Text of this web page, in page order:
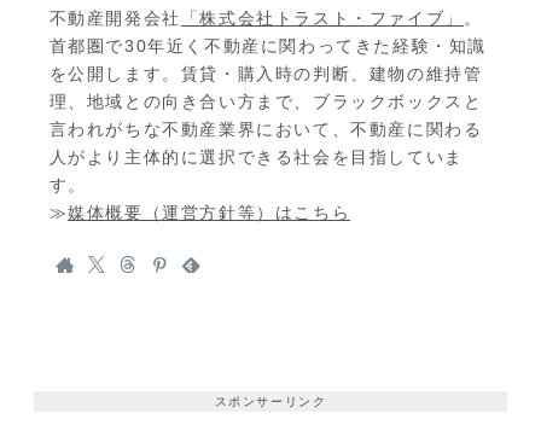
不動産開発会社 「株式会社トラスト・ファイブ」
。
首都圏で30年近く不動産に関わってきた経験・知識
を公開します。賃貸・購入時の判断、建物の維持管
理、地域との向き合い方まで、ブラックボックスと
言われがちな不動産業界において、不動産に関わる
人がより主体的に選択できる社会を目指していま
す。
≫媒体概要（運営方針等）はこちら
スポンサーリンク